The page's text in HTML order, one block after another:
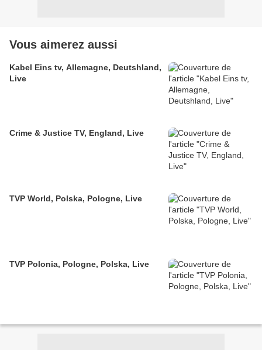
Vous aimerez aussi
Kabel Eins tv, Allemagne, Deutshland,
Live
Crime & Justice TV, England, Live
TVP World, Polska, Pologne, Live
TVP Polonia, Pologne, Polska, Live